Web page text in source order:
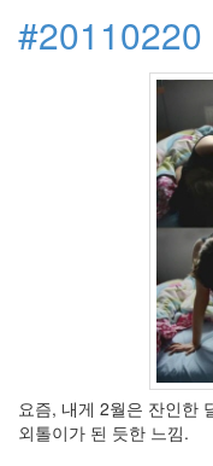
#20110220
요즘, 내게 2월은 잔인한
외톨이가 된 듯한 느낌.
월
21
2006